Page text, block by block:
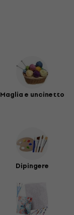
Maglia e uncinetto
Dipingere